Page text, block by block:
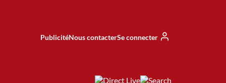
PublicitéNous contacterSe connecter